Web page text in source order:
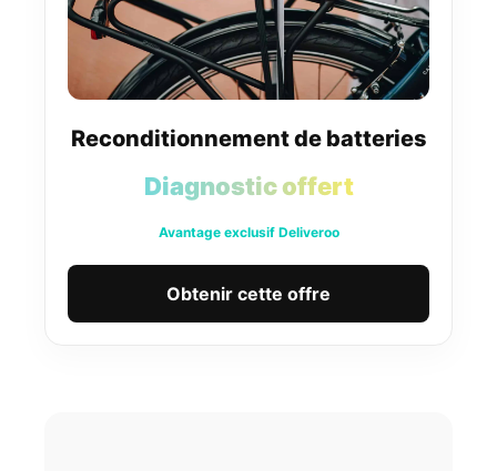
Reconditionnement de batteries
Diagnostic offert
Avantage exclusif Deliveroo
Obtenir cette offre